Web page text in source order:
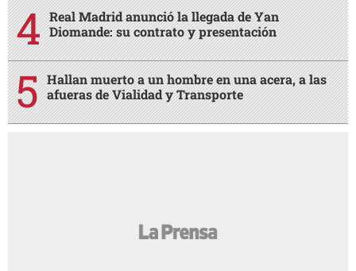
Real Madrid anunció la llegada de Yan
Diomande: su contrato y presentación
Hallan muerto a un hombre en una acera, a las
afueras de Vialidad y Transporte